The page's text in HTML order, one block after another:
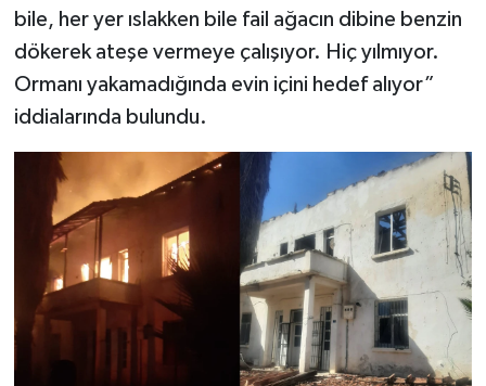
bile, her yer ıslakken bile fail ağacın dibine benzin
dökerek ateşe vermeye çalışıyor. Hiç yılmıyor.
Ormanı yakamadığında evin içini hedef alıyor”
iddialarında bulundu.